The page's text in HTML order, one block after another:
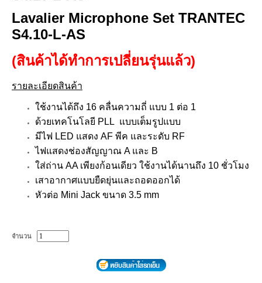
Lavalier Microphone Set TRANTEC
S4.10-L-AS
(สินค้าได้ทำการเปลี่ยนรุ่นแล้ว)
รายละเอียดสินค้า
ใช้งานได้ถึง 16 คลื่นความถี่ แบบ 1 ต่อ 1
ด้วยเทคโนโลยี PLL แบบเต็มรูปแบบ
มีไฟ LED แสดง AF พีค และระดับ RF
ไฟแสดงช่องสัญญาณ A และ B
ใส่ถ่าน AA เพียงก้อนเดียว ใช้งานได้นานถึง 10 ชั่วโมง
เสาอากาศแบบยืดยุ่นและถอดออกได้
หัวต่อ Mini Jack ขนาด 3.5 mm
จำนวน